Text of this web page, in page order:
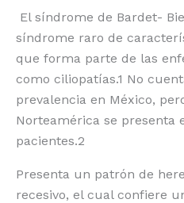
El síndrome de Bardet-
síndrome raro de
que forma parte de las
como ciliopatías.1 No
prevalencia en México,
Norteamérica se presenta
pacientes.2
Presenta un patrón de
recesivo, el cual confiere